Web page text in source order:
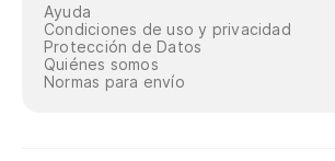
Ayuda
Condiciones de uso y privacidad
Protección de Datos
Quiénes somos
Normas para envío